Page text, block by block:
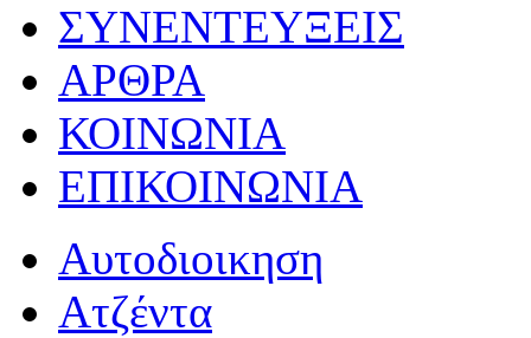
ΣΥΝΕΝΤΕΥΞΕΙΣ
ΑΡΘΡΑ
ΚΟΙΝΩΝΙΑ
ΕΠΙΚΟΙΝΩΝΙΑ
Αυτοδιοικηση
Ατζέντα